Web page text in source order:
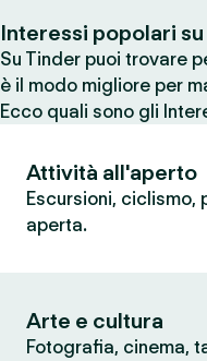
Interessi popolari
Su Tinder puoi trovare
è il modo migliore per
Ecco quali sono gli
Attività all'aperto
Escursioni,
aperta.
Arte e cultura
Fotografia, cinema,